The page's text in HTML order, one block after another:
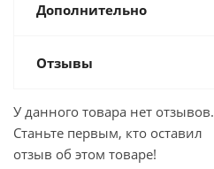
Дополнительно
Отзывы
У данного товара нет отзывов.
Станьте первым, кто оставил
отзыв об этом товаре!